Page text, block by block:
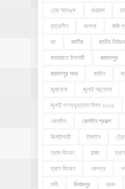
চোর আতঙ্ক ছড়ারস
ছাত্রলীগ জনপথ জমি
জা জাতীয় জাতীয় নির্বাচন
জামায়াতে ইসলামী জামালপুর
জামালপুর সদর জামিন
জুয়াখেলা জুলাই আন্দোলন
জুলাই গণঅভ্যুত্থান দিবস ২০২৬
জেসমিন জেসমিন প্রকল্প
ঝিনাইগাতী টাঙ্গাইল
ড্রাম বিতরণ ঢাকা
ত্রাণ বিতরণ দরপত্র
দাবী দিনাজপুর দুদক